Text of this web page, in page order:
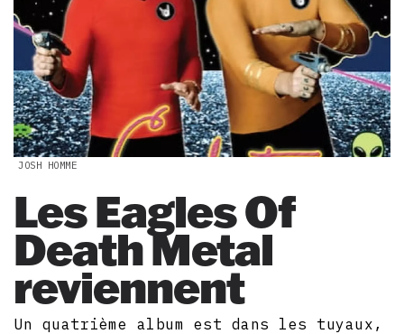
JOSH HOMME
Les Eagles Of
Death Metal
reviennent
Un quatrième album est dans les tuyaux,